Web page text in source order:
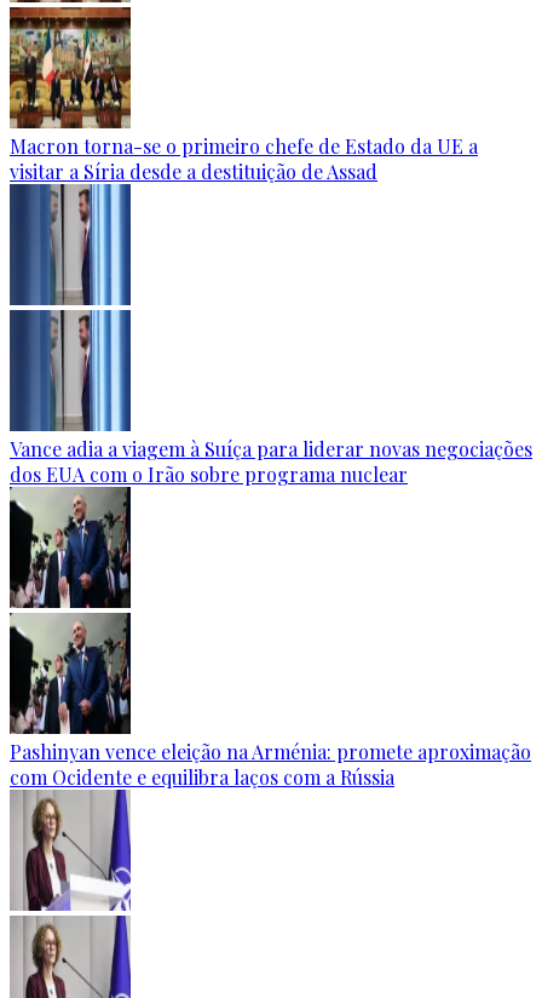
Macron torna-se o primeiro chefe de Estado da UE a
visitar a Síria desde a destituição de Assad
Vance adia a viagem à Suíça para liderar novas negociações
dos EUA com o Irão sobre programa nuclear
Pashinyan vence eleição na Arménia: promete aproximação
com Ocidente e equilibra laços com a Rússia